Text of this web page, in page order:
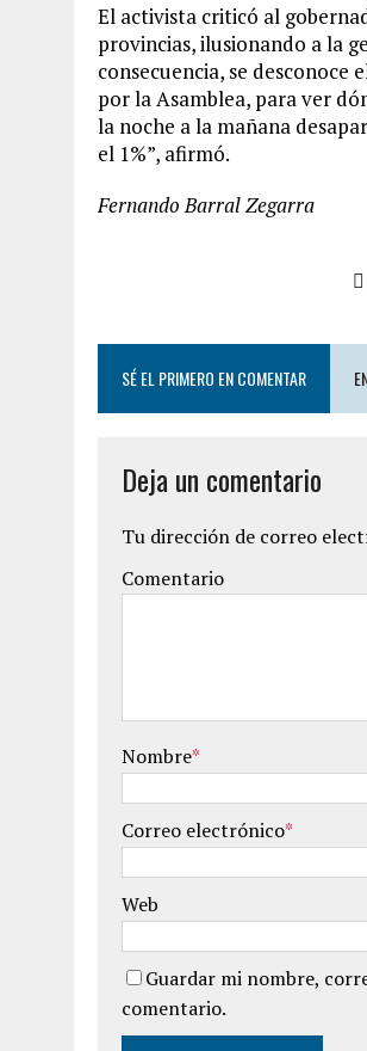
El activista criticó al
provincias, ilusionando a la
consecuencia, se desconoce
por la Asamblea, para ver
la noche a la mañana
el 1%”, afirmó.
Fernando Barral Zegarra
SÉ EL PRIMERO EN COMENTAR
Deja un comentario
Tu dirección de correo
Comentario
Nombre*
Correo electrónico*
Web
Guardar mi nombre,
comentario.